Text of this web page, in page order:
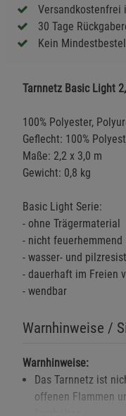
Versandkostenfrei
30 Tage
Kein
Tarnnetz Basic Light
100% Polyester,
Geflecht: 100%
Maße: 2,2 x 3,0 m
Gewicht: 0,8 kg
Basic Light Serie:
- ohne Trägermaterial
- nicht feuerhemmend
- wasser- und
- dauerhaft im Freien
- wendbar
Warnhinweise /
Warnhinweise:
Das Tarnnetz ist
offenen Flammen